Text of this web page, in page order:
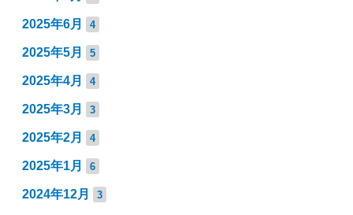
2025年6月 4
2025年5月 5
2025年4月 4
2025年3月 3
2025年2月 4
2025年1月 6
2024年12月 3